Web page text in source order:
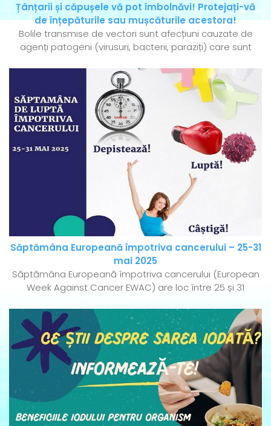
Țânțarii și căpușele vă pot îmbolnăvi! Protejați-vă
de înțepăturile sau mușcăturile acestora!
Bolile transmise de vectori sunt afecțiuni cauzate de
agenți patogeni (virusuri, bacterii, paraziți) care sunt
Săptămâna Europeană împotriva cancerului – 25-31
mai 2025
Săptămâna Europeană împotriva cancerului (European
Week Against Cancer EWAC) are loc între 25 și 31